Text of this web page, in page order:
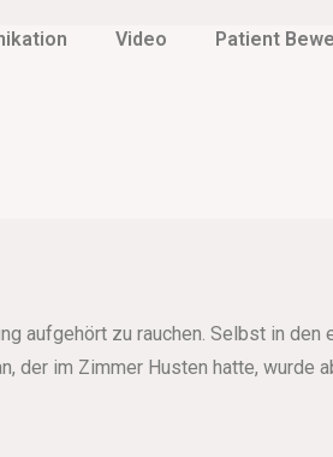
Video Patient
aufgehört zu rauchen. Selbst in den
der im Zimmer Husten hatte, wurde